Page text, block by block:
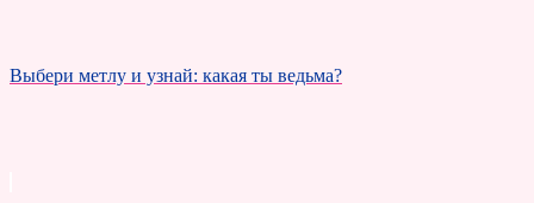
Выбери метлу и узнай: какая ты ведьма?